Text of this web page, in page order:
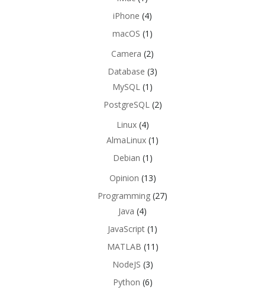
iPhone (4)
macOS (1)
Camera (2)
Database (3)
MySQL (1)
PostgreSQL (2)
Linux(4)
AlmaLinux (1)
Debian (1)
Opinion (13)
Programming (27)
Java (4)
JavaScript (1)
MATLAB (11)
NodeJS (3)
Python (6)